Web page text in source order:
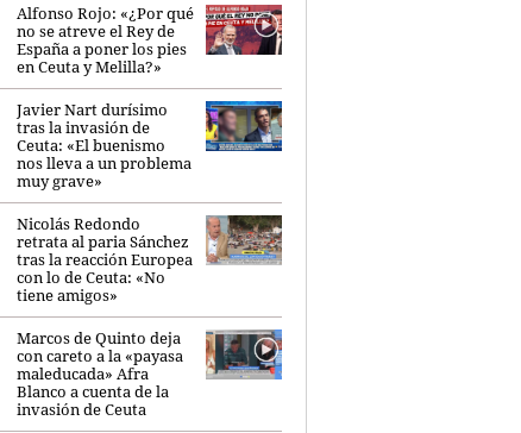
Alfonso Rojo: «¿Por qué
no se atreve el Rey de
España a poner los pies
en Ceuta y Melilla?»
Javier Nart durísimo
tras la invasión de
Ceuta: «El buenismo
nos lleva a un problema
muy grave»
Nicolás Redondo
retrata al paria Sánchez
tras la reacción Europea
con lo de Ceuta: «No
tiene amigos»
Marcos de Quinto deja
con careto a la «payasa
maleducada» Afra
Blanco a cuenta de la
invasión de Ceuta